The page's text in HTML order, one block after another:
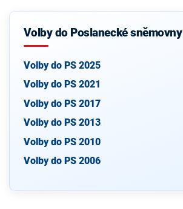
Volby do Poslanecké sněmovny
Volby do PS 2025
Volby do PS 2021
Volby do PS 2017
Volby do PS 2013
Volby do PS 2010
Volby do PS 2006